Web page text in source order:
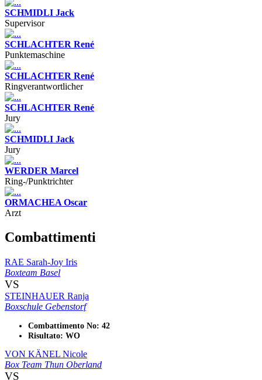
SCHMIDLI Jack
Supervisor
SCHLACHTER René
Punktemaschine
SCHLACHTER René
Ringverantwortlicher
SCHLACHTER René
Jury
SCHMIDLI Jack
Jury
WERDER Marcel
Ring-/Punktrichter
ORMACHEA Oscar
Arzt
Combattimenti
RAE Sarah-Joy Iris
Boxteam Basel
VS
STEINHAUER Ranja
Boxschule Gebenstorf
Combattimento No: 42
Risultato: WO
VON KÄNEL Nicole
Box Team Thun Oberland
VS